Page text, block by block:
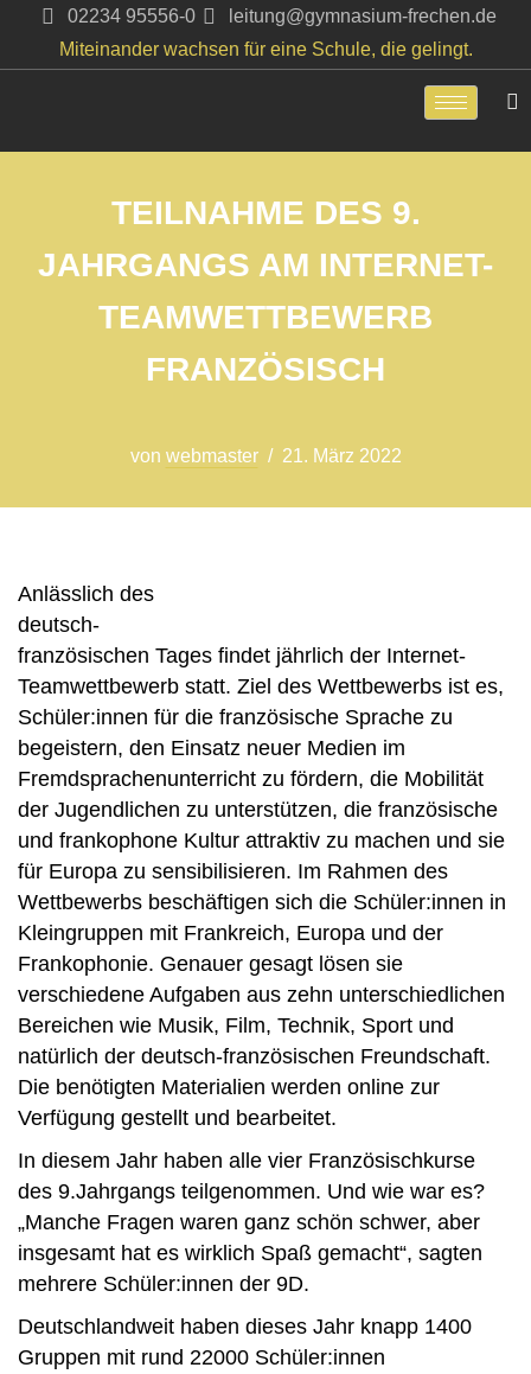
Zum
02234 95556-0
leitung@gymnasium-frechen.de
Miteinander wachsen für eine Schule, die gelingt.
TEILNAHME DES 9.
JAHRGANGS AM INTERNET-
TEAMWETTBEWERB
FRANZÖSISCH
von webmaster 21. März 2022
Anlässlich des
deutsch-
französischen Tages findet jährlich der Internet-
Teamwettbewerb statt. Ziel des Wettbewerbs ist es,
Schüler:innen für die französische Sprache zu
begeistern, den Einsatz neuer Medien im
Fremdsprachenunterricht zu fördern, die Mobilität
der Jugendlichen zu unterstützen, die französische
und frankophone Kultur attraktiv zu machen und sie
für Europa zu sensibilisieren. Im Rahmen des
Wettbewerbs beschäftigen sich die Schüler:innen in
Kleingruppen mit Frankreich, Europa und der
Frankophonie. Genauer gesagt lösen sie
verschiedene Aufgaben aus zehn unterschiedlichen
Bereichen wie Musik, Film, Technik, Sport und
natürlich der deutsch-französischen Freundschaft.
Die benötigten Materialien werden online zur
Verfügung gestellt und bearbeitet.
In diesem Jahr haben alle vier Französischkurse
des 9.Jahrgangs teilgenommen. Und wie war es?
„Manche Fragen waren ganz schön schwer, aber
insgesamt hat es wirklich Spaß gemacht“, sagten
mehrere Schüler:innen der 9D.
Deutschlandweit haben dieses Jahr knapp 1400
Gruppen mit rund 22000 Schüler:innen